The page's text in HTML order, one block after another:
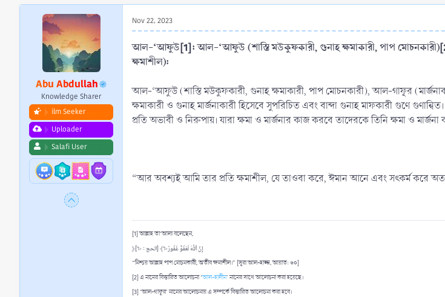
r
t
e
r
Abu Abdullah
Knowledge Sharer
ilm Seeker
Uploader
Salafi User
Nov 22, 2023
আল-‘আফুউ[1]: আল-‘আফুউ (শাস্তি মউকুফকারী, গুনাহ ক্ষমাকারী, পাপ মোচনকারী)
ক্ষমাশীল):
আল-‘আফুউ (শাস্তি মউকুফকারী, গুনাহ ক্ষমাকারী, পাপ মোচনকারী), আল-গাফূর
ক্ষমাকারী ও গুনাহ মার্জনাকারী হিসেবে সুপরিচিত এবং বান্দা গুনাহ মাফকারী গুণে
প্রতি অভাবী ও নিরুপায়। যারা ক্ষমা ও মার্জনার কাজ করবে তাদেরকে তিনি ক্ষমা ও
“আর অবশ্যই আমি তার প্রতি ক্ষমাশীল, যে তাওবা করে, ঈমান আনে এবং সৎকর্ম করে
[1] আল্লাহ তা‘আলা বলেছেন,
﴿إِنَّ ٱللَّهَ لَعَفُوٌّ غَفُورٞ٦٠﴾ [الحج : ٦٠]
“নিশ্চয় আল্লাহ পাপ মোচনকারী, অতীব ক্ষমাশীল।” [সূরা আল-হাজ্জ, আয়াত: ৬০]
[2] এ নামের বিস্তারিত আলোচনা ‘আল-হালীম’ নামের সাথে আলোচনা করা হয়েছে।
[3] ‘আল-গাফূর’ নামের আলোচনায় এ সম্পর্কে বিস্তারিত আলোচনা করা হবে।